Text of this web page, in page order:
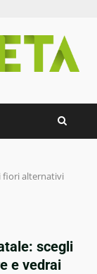
fiori alternativi
scegli
e vedrai